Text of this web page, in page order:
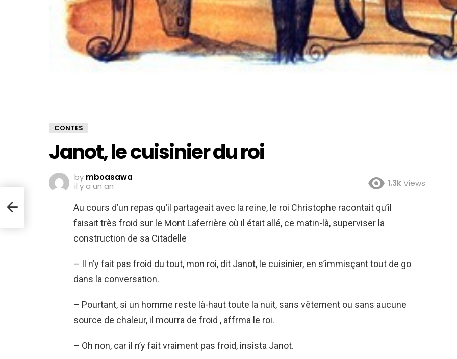
CONTES
Janot, le cuisinier du roi
by mboasawa
il y a un an
1.3kViews
Au cours d’un repas qu’il partageait avec la reine, le roi Christophe racontait qu’il
faisait très froid sur le Mont Laferrière où il était allé, ce matin-là, superviser la
construction de sa Citadelle
– Il n’y fait pas froid du tout, mon roi, dit Janot, le cuisinier, en s’immisçant tout de go
dans la conversation.
– Pourtant, si un homme reste là-haut toute la nuit, sans vêtement ou sans aucune
source de chaleur, il mourra de froid , affrma le roi.
– Oh non, car il n’y fait vraiment pas froid, insista Janot.